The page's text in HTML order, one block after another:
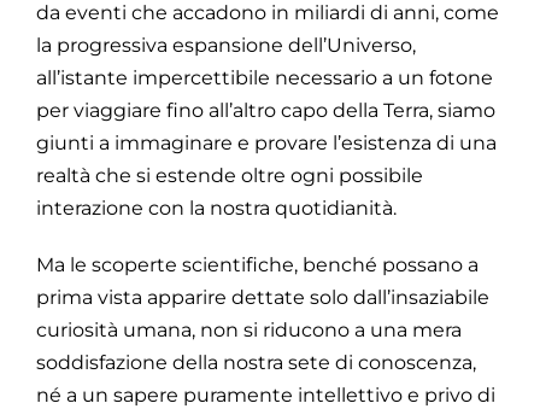
da eventi che accadono in miliardi di anni, come
la progressiva espansione dell’Universo,
all’istante impercettibile necessario a un fotone
per viaggiare fino all’altro capo della Terra, siamo
giunti a immaginare e provare l’esistenza di una
realtà che si estende oltre ogni possibile
interazione con la nostra quotidianità.
Ma le scoperte scientifiche, benché possano a
prima vista apparire dettate solo dall’insaziabile
curiosità umana, non si riducono a una mera
soddisfazione della nostra sete di conoscenza,
né a un sapere puramente intellettivo e privo di